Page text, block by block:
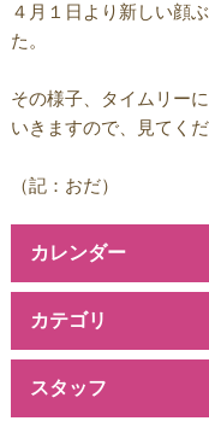
４月１日より新しい顔
た。
その様子、タイムリー
いきますので、見てくだ
（記：おだ）
カレンダー
カテゴリ
スタッフ